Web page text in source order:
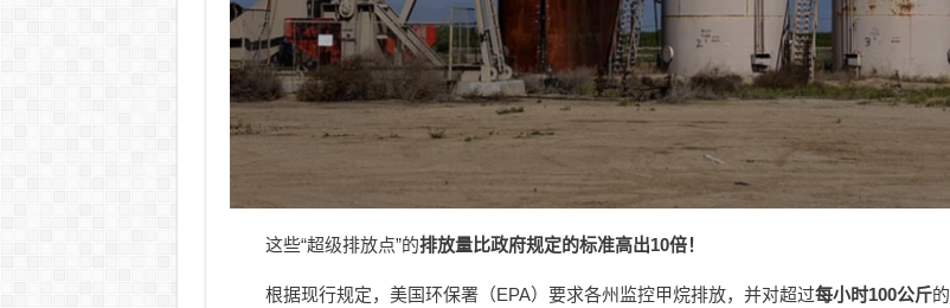
这些“超级排放点”的排放量比政府规定的标准高出10倍！
根据现行规定，美国环保署（EPA）要求各州监控甲烷排放，并对超过每小时100公斤的